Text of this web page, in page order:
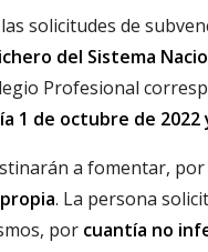
solicitudes de
del Sistema
Profesional
1 de octubre de 2022
a fomentar,
. La persona
por cuantía no